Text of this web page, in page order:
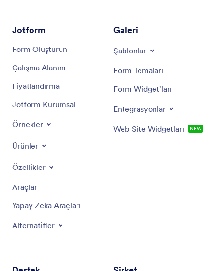
Jotform
Form Oluşturun
Çalışma Alanım
Fiyatlandırma
Jotform Kurumsal
Örnekler
Ürünler
Özellikler
Araçlar
Yapay Zeka Araçları
Alternatifler
Galeri
Şablonlar
Form Temaları
Form Widget'ları
Entegrasyonlar
Web Site Widgetları NEW